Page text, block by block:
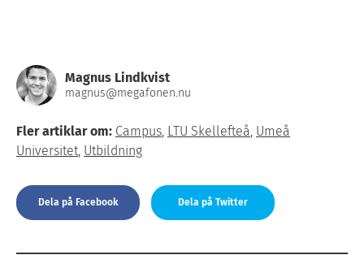
Magnus Lindkvist
magnus@megafonen.nu
Fler artiklar om: Campus LTU Skellefteå Umeå
Universitet Utbildning
Dela på Facebook Dela på Twitter